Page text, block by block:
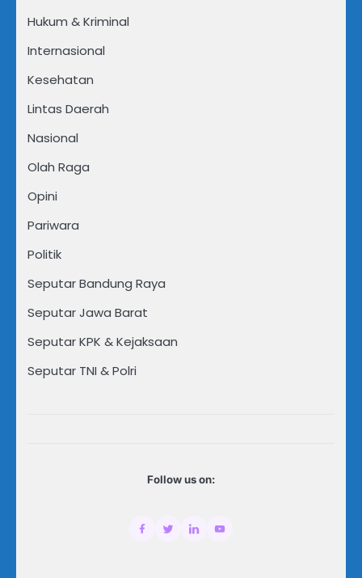
Hukum & Kriminal
Internasional
Kesehatan
Lintas Daerah
Nasional
Olah Raga
Opini
Pariwara
Politik
Seputar Bandung Raya
Seputar Jawa Barat
Seputar KPK & Kejaksaan
Seputar TNI & Polri
Follow us on: